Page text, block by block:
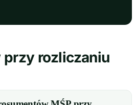
przy rozliczaniu